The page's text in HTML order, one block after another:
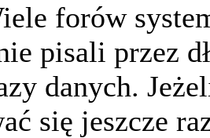
forów
pisali przez
danych.
się jeszcze